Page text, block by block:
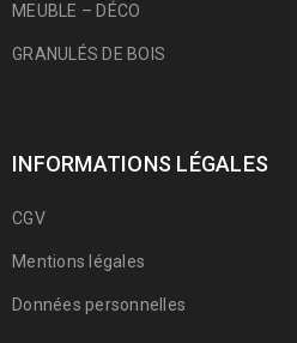
MEUBLE – DÉCO
GRANULÉS DE BOIS
INFORMATIONS LÉGALES
CGV
Mentions légales
Données personnelles